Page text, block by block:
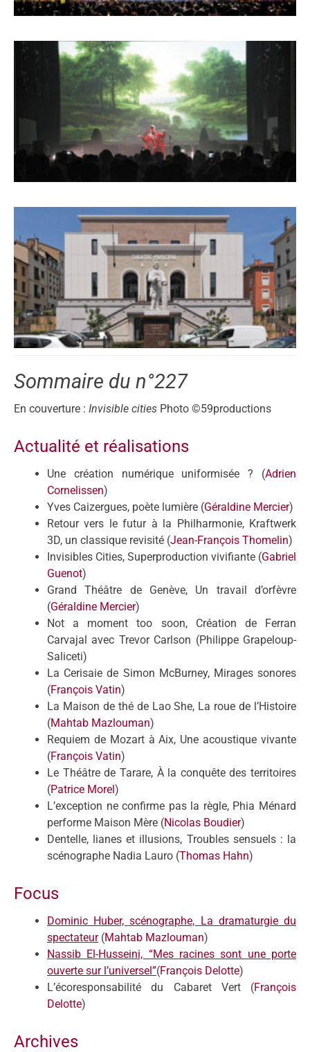
Sommaire du n°227
En couverture : Invisible cities Photo ©59productions
Actualité et réalisations
Une création numérique uniformisée ? (Adrien
Cornelissen)
Yves Caizergues, poète lumière (Géraldine Mercier)
Retour vers le futur à la Philharmonie, Kraftwerk
3D, un classique revisité (Jean-François Thomelin)
Invisibles Cities, Superproduction vivifiante (Gabriel
Guenot)
Grand Théâtre de Genève, Un travail d’orfèvre
(Géraldine Mercier)
Not a moment too soon, Création de Ferran
Carvajal avec Trevor Carlson (Philippe Grapeloup-
Saliceti)
La Cerisaie de Simon McBurney, Mirages sonores
(François Vatin)
La Maison de thé de Lao She, La roue de l’Histoire
(Mahtab Mazlouman)
Requiem de Mozart à Aix, Une acoustique vivante
(François Vatin)
Le Théâtre de Tarare, À la conquête des territoires
(Patrice Morel)
L’exception ne confirme pas la règle, Phia Ménard
performe Maison Mère (Nicolas Boudier)
Dentelle, lianes et illusions, Troubles sensuels : la
scénographe Nadia Lauro (Thomas Hahn)
Focus
Dominic Huber, scénographe, La dramaturgie du
spectateur(Mahtab Mazlouman)
Nassib El-Husseini, “Mes racines sont une porte
ouverte sur l’universel”(François Delotte)
L’écoresponsabilité du Cabaret Vert (François
Delotte)
Archives